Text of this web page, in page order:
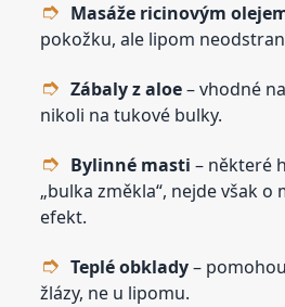
Masáže ricinovým
pokožku, ale lipom
Zábaly z aloe– vhodné
nikoli na tukové bulky.
Bylinné masti – některé
„bulka změkla“, nejde však
efekt.
Teplé obklady–
žlázy, ne u lipomu.